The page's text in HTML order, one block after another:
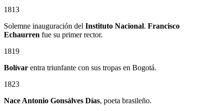
1813
Solemne inauguración del Instituto Nacional. Francisco
Echaurren fue su primer rector.
1819
Bolívar entra triunfante con sus tropas en Bogotá.
1823
Nace Antonio Gonsálves Días, poeta brasileño.